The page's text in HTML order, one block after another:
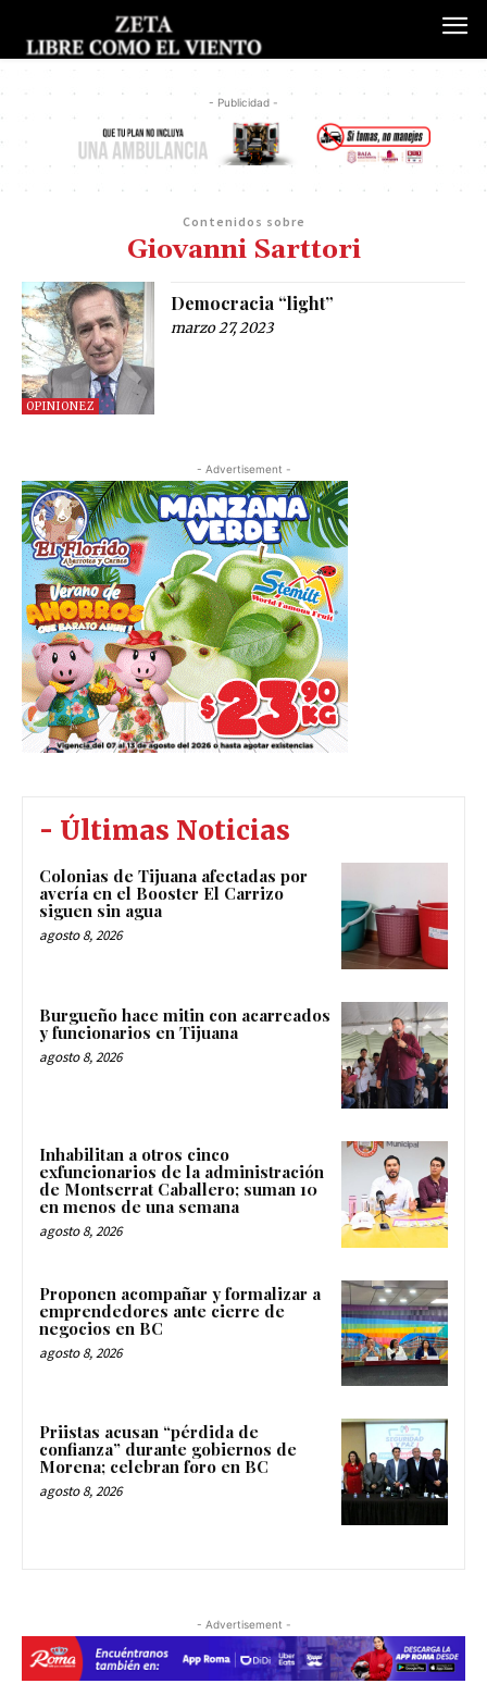
- Publicidad -
Contenidos sobre
Giovanni Sarttori
OPINIONEZ
Democracia “light”
marzo 27, 2023
- Advertisement -
- Últimas Noticias
Colonias de Tijuana afectadas por
avería en el Booster El Carrizo
siguen sin agua
agosto 8, 2026
Burgueño hace mitin con acarreados
y funcionarios en Tijuana
agosto 8, 2026
Inhabilitan a otros cinco
exfuncionarios de la administración
de Montserrat Caballero; suman 10
en menos de una semana
agosto 8, 2026
Proponen acompañar y formalizar a
emprendedores ante cierre de
negocios en BC
agosto 8, 2026
Priistas acusan “pérdida de
confianza” durante gobiernos de
Morena; celebran foro en BC
agosto 8, 2026
- Advertisement -